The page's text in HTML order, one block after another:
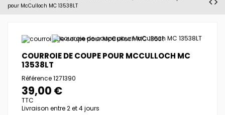
pour McCulloch MC 13538LT
COURROIE DE COUPE POUR MCCULLOCH MC
13538LT
Référence1271390
39,00 €
TTC
Livraison entre 2 et 4 jours